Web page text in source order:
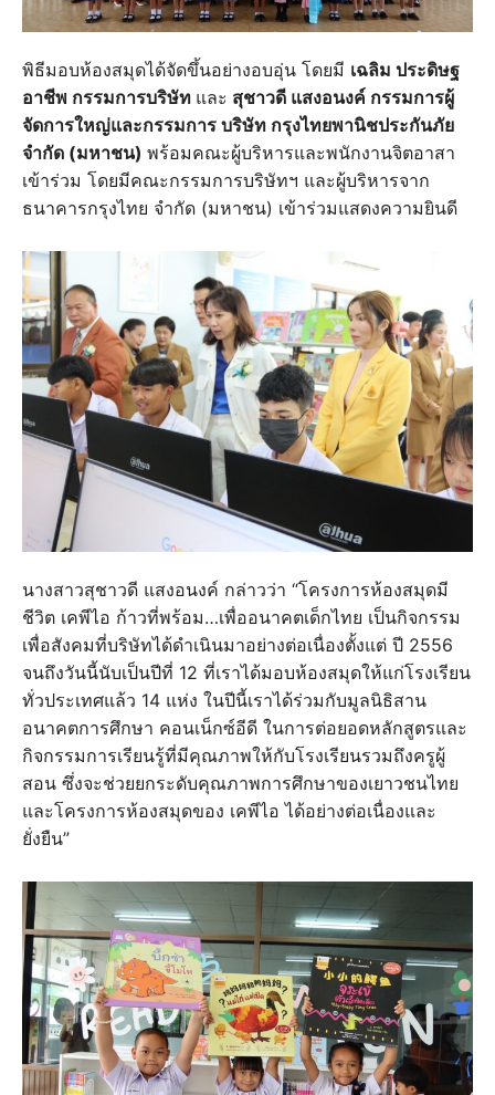
พิธีมอบห้องสมุดได้จัดขึ้นอย่างอบอุ่น โดยมี เฉลิม ประดิษฐ
อาชีพ กรรมการบริษัท และ สุชาวดี แสงอนงค์ กรรมการผู้
จัดการใหญ่และกรรมการ บริษัท กรุงไทยพานิชประกันภัย
จำกัด (มหาชน) พร้อมคณะผู้บริหารและพนักงานจิตอาสา
เข้าร่วม โดยมีคณะกรรมการบริษัทฯ และผู้บริหารจาก
ธนาคารกรุงไทย จำกัด (มหาชน) เข้าร่วมแสดงความยินดี
นางสาวสุชาวดี แสงอนงค์ กล่าวว่า “โครงการห้องสมุดมี
ชีวิต เคพีไอ ก้าวที่พร้อม…เพื่ออนาคตเด็กไทย เป็นกิจกรรม
เพื่อสังคมที่บริษัทได้ดำเนินมาอย่างต่อเนื่องตั้งแต่ ปี 2556
จนถึงวันนี้นับเป็นปีที่ 12 ที่เราได้มอบห้องสมุดให้แก่โรงเรียน
ทั่วประเทศแล้ว 14 แห่ง ในปีนี้เราได้ร่วมกับมูลนิธิสาน
อนาคตการศึกษา คอนเน็กซ์อีดี ในการต่อยอดหลักสูตรและ
กิจกรรมการเรียนรู้ที่มีคุณภาพให้กับโรงเรียนรวมถึงครูผู้
สอน ซึ่งจะช่วยยกระดับคุณภาพการศึกษาของเยาวชนไทย
และโครงการห้องสมุดของ เคพีไอ ได้อย่างต่อเนื่องและ
ยั่งยืน”